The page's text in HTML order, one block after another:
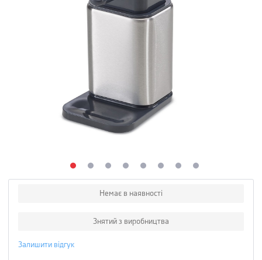
Немає в наявності
Знятий з виробництва
Залишити відгук